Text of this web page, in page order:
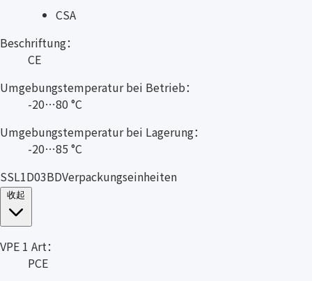
CSA
Beschriftung：
CE
Umgebungstemperatur bei Betrieb：
-20…80 °C
Umgebungstemperatur bei Lagerung：
-20…85 °C
SSL1D03BDVerpackungseinheiten
VPE 1 Art：
PCE